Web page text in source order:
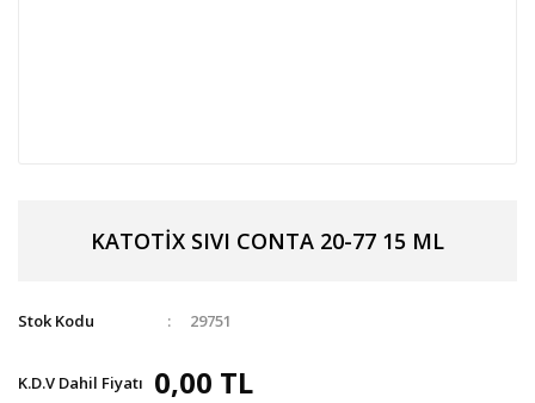
KATOTİX SIVI CONTA 20-77 15 ML
Stok Kodu 29751
K.D.V Dahil Fiyatı 0,00 TL